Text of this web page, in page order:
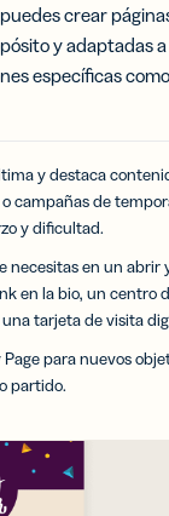
crear
y adaptadas
específicas
y destaca
campañas de
y dificultad.
necesitas en un abrir
en la bio, un centro
tarjeta de visita
para nuevos
partido.